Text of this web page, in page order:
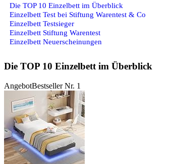
Die TOP 10 Einzelbett im Überblick
Einzelbett Test bei Stiftung Warentest & Co
Einzelbett Testsieger
Einzelbett Stiftung Warentest
Einzelbett Neuerscheinungen
Die TOP 10 Einzelbett im Überblick
AngebotBestseller Nr. 1